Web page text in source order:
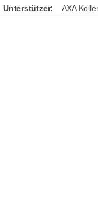
Unterstützer: AXA